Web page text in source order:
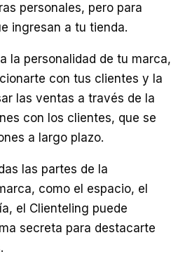
personales, pero para
ingresan a tu tienda.
la personalidad de tu marca,
con tus clientes y la
las ventas a través de la
con los clientes, que se
a largo plazo.
las partes de la
como el espacio, el
el Clienteling puede
secreta para destacarte